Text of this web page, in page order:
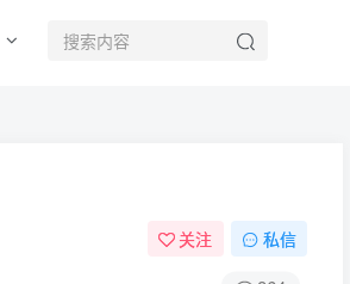
关注 私信